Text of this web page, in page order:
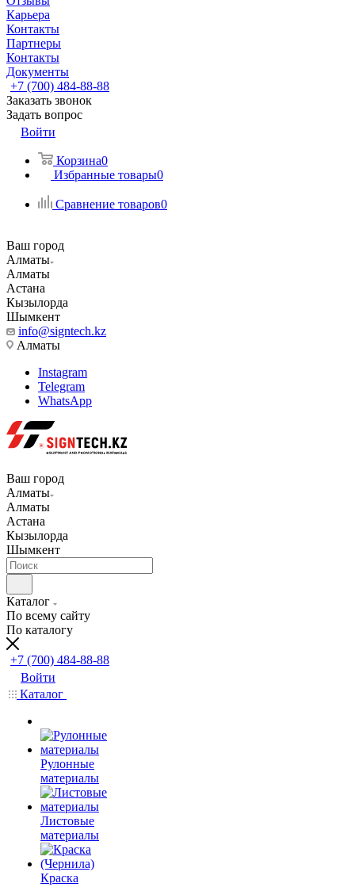
Карьера
Контакты
Партнеры
Контакты
Документы
+7 (700) 484-88-88
Заказать звонок
Задать вопрос
Войти
Корзина0
Избранные товары0
Сравнение товаров0
Ваш город
Алматы
Алматы
Астана
Кызылорда
Шымкент
info@signtech.kz
Алматы
Instagram
Telegram
WhatsApp
Ваш город
Алматы
Алматы
Астана
Кызылорда
Шымкент
Каталог
По всему сайту
По каталогу
+7 (700) 484-88-88
Войти
Каталог
Рулонные
материалы
Листовые
материалы
Краска